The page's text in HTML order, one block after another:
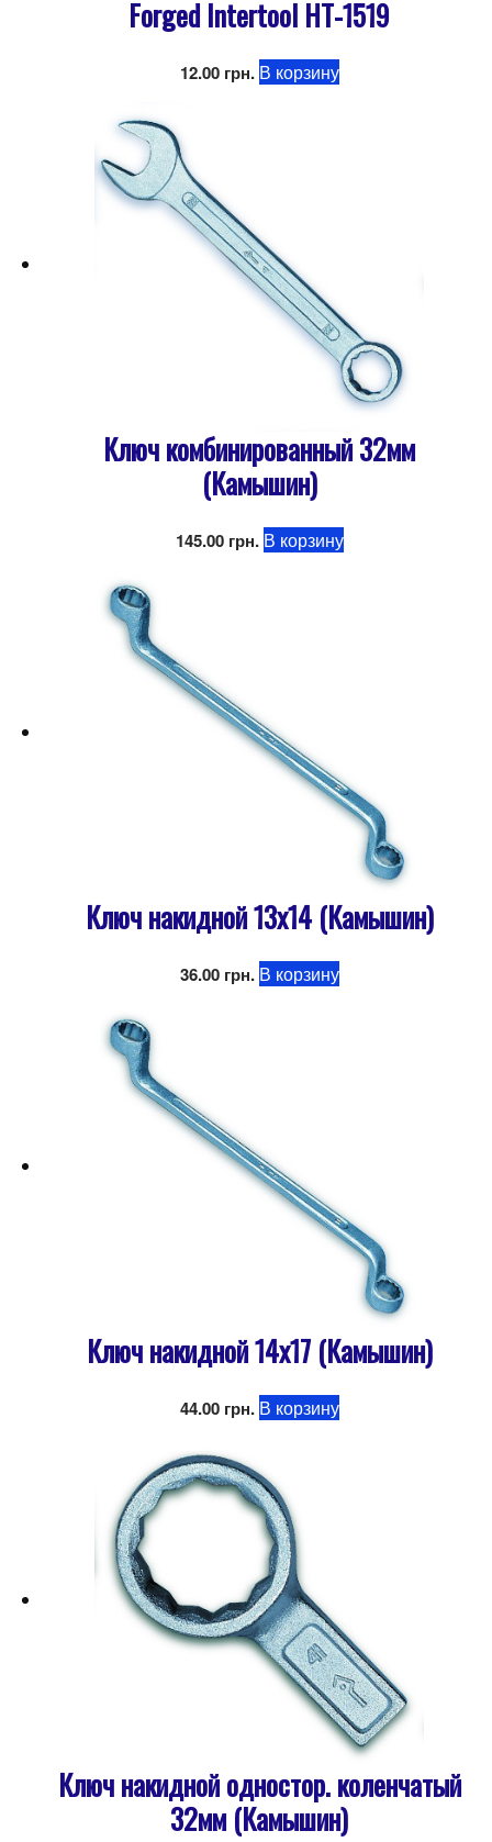
Forged Intertool HT-1519
12.00 грн. В корзину
Ключ комбинированный 32мм
(Камышин)
145.00 грн. В корзину
Ключ накидной 13х14 (Камышин)
36.00 грн. В корзину
Ключ накидной 14х17 (Камышин)
44.00 грн. В корзину
Ключ накидной одностор. коленчатый
32мм (Камышин)